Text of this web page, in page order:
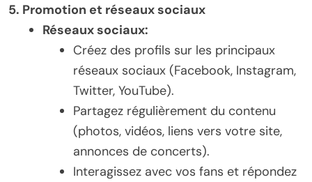
5. Promotion et réseaux sociaux
Réseaux sociaux:
Créez des profils sur les principaux
réseaux sociaux (Facebook, Instagram,
Twitter, YouTube).
Partagez régulièrement du contenu
(photos, vidéos, liens vers votre site,
annonces de concerts).
Interagissez avec vos fans et répondez